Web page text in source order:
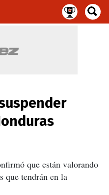
que están valorando
que tendrán en la